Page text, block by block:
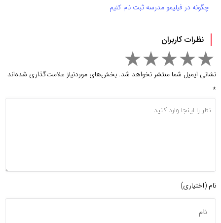
چگونه در فیلیمو مدرسه ثبت نام کنیم
نظرات کاربران
نشانی ایمیل شما منتشر نخواهد شد. بخش‌های موردنیاز علامت‌گذاری شده‌اند
*
نام (اختیاری)